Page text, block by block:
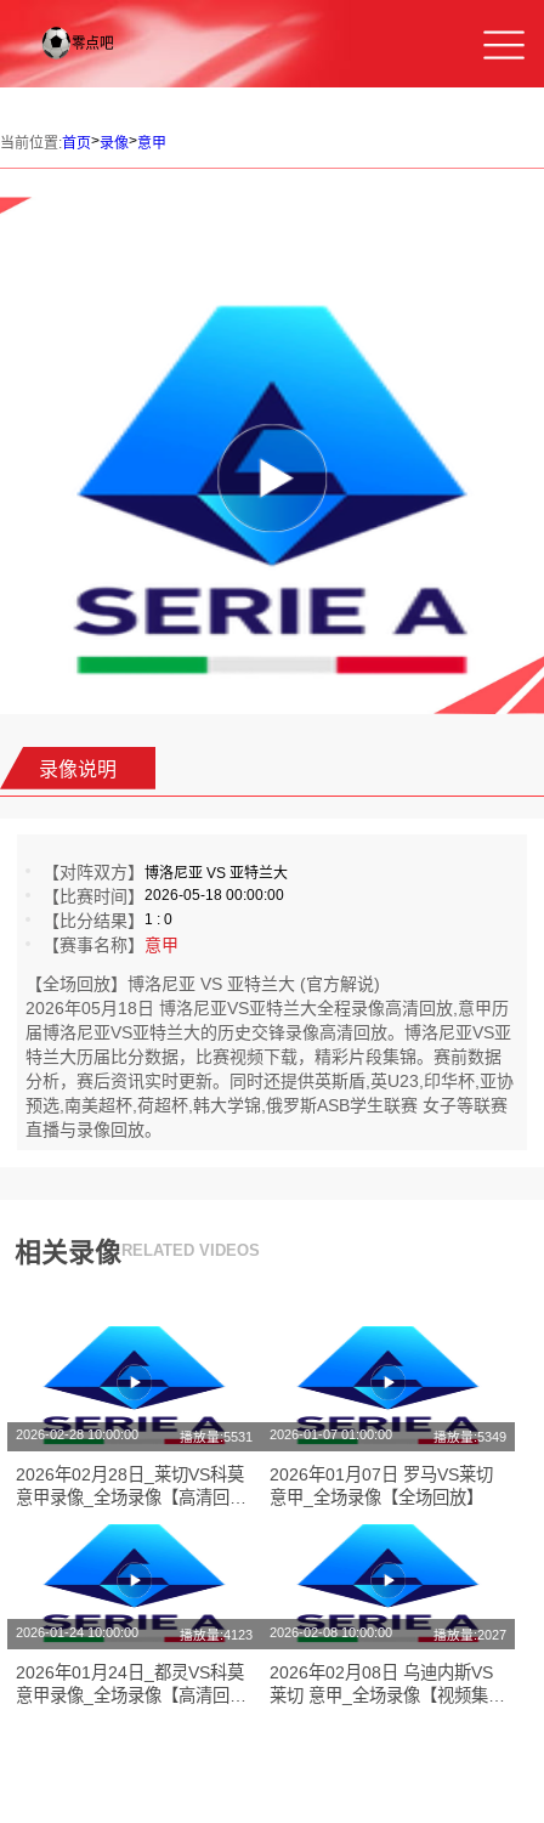
当前位置:首页>录像>意甲
录像说明
【对阵双方】博洛尼亚 VS 亚特兰大
【比赛时间】2026-05-18 00:00:00
【比分结果】 1 : 0
【赛事名称】 意甲
【全场回放】博洛尼亚 VS 亚特兰大 (官方解说)
2026年05月18日 博洛尼亚VS亚特兰大全程录像高清回放,意甲历
届博洛尼亚VS亚特兰大的历史交锋录像高清回放。博洛尼亚VS亚
特兰大历届比分数据，比赛视频下载，精彩片段集锦。赛前数据
分析，赛后资讯实时更新。同时还提供英斯盾,英U23,印华杯,亚协
预选,南美超杯,荷超杯,韩大学锦,俄罗斯ASB学生联赛 女子等联赛
直播与录像回放。
相关录像 RELATED VIDEOS
2026-02-28 10:00:00 播放量:5531
2026年02月28日_莱切VS科莫
意甲录像_全场录像【高清回
2026-01-07 01:00:00 播放量:5349
2026年01月07日 罗马VS莱切
意甲_全场录像【全场回放】
2026-01-24 10:00:00 播放量:4123
2026年01月24日_都灵VS科莫
意甲录像_全场录像【高清回
2026-02-08 10:00:00 播放量:2027
2026年02月08日 乌迪内斯VS
莱切 意甲_全场录像【视频集